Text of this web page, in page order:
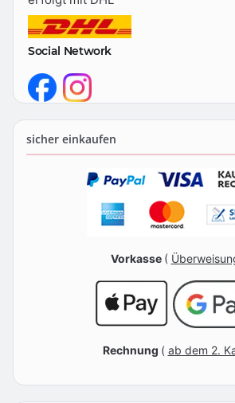
Social Network
sicher einkaufen
Vorkasse (
Rechnung ( ab dem 2.